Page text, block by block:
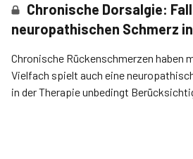
Chronische Dorsalgie:
neuropathischen Schmerz
Chronische Rückenschmerzen haben
Vielfach spielt auch eine
in der Therapie unbedingt